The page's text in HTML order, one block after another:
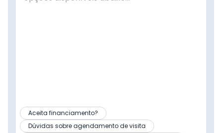
Aceita financiamento?
Dúvidas sobre agendamento de visita